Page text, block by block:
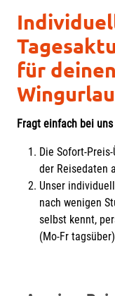
für
Fragt einfach bei
Die Sofort-
der Reisedaten
Unser
nach wenigen
selbst kennt,
(Mo-Fr